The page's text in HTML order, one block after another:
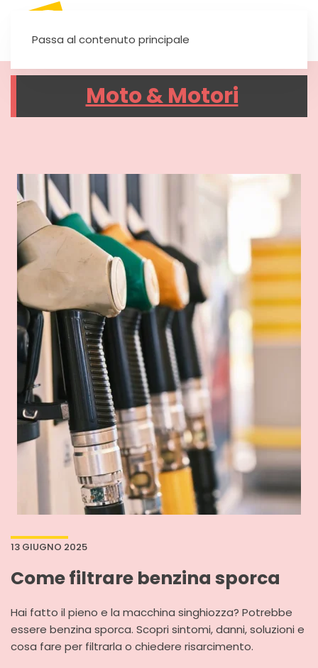
Passa al contenuto principale
Moto & Motori
13 GIUGNO 2025
Come filtrare benzina sporca
Hai fatto il pieno e la macchina singhiozza? Potrebbe
essere benzina sporca. Scopri sintomi, danni, soluzioni e
cosa fare per filtrarla o chiedere risarcimento.